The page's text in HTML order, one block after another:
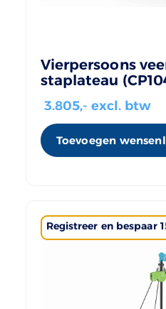
Vierpersoons
staplateau
3.805,- excl. btw
Toevoegen
Registreer en bespaar